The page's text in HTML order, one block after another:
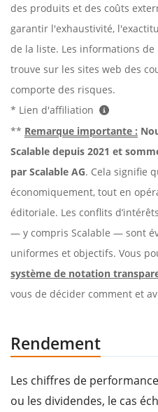
des produits et des coûts
garantir l'exhaustivité,
de la liste. Les informations
trouve sur les sites web des
comporte des risques.
* Lien d'affiliation
** Remarque importante :
Scalable depuis 2021 et
par Scalable AG. Cela signifie
économiquement, tout en
éditoriale. Les conflits
— y compris Scalable — sont
uniformes et objectifs. Vous
système de notation
vous de décider comment et
Rendement
Les chiffres de
ou les dividendes, le cas